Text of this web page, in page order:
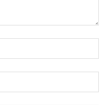
:*
:*